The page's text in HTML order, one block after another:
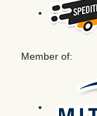
Member of: